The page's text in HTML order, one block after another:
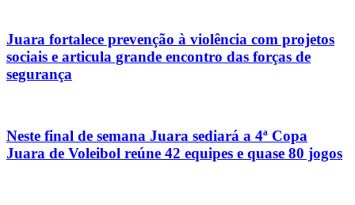
Juara fortalece prevenção à violência com projetos
sociais e articula grande encontro das forças de
segurança
Neste final de semana Juara sediará a 4ª Copa
Juara de Voleibol reúne 42 equipes e quase 80 jogos